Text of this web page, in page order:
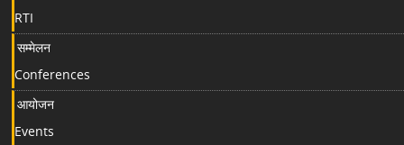
RTI
सम्मेलन
Conferences
आयोजन
Events